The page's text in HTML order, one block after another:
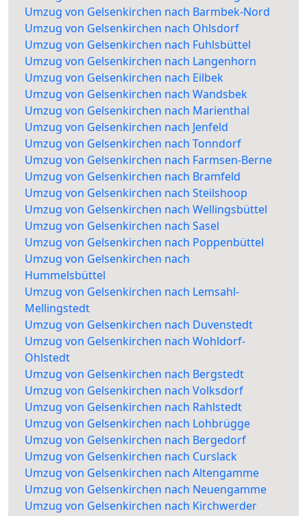
Umzug von Gelsenkirchen nach Barmbek-Nord
Umzug von Gelsenkirchen nach Ohlsdorf
Umzug von Gelsenkirchen nach Fuhlsbüttel
Umzug von Gelsenkirchen nach Langenhorn
Umzug von Gelsenkirchen nach Eilbek
Umzug von Gelsenkirchen nach Wandsbek
Umzug von Gelsenkirchen nach Marienthal
Umzug von Gelsenkirchen nach Jenfeld
Umzug von Gelsenkirchen nach Tonndorf
Umzug von Gelsenkirchen nach Farmsen-Berne
Umzug von Gelsenkirchen nach Bramfeld
Umzug von Gelsenkirchen nach Steilshoop
Umzug von Gelsenkirchen nach Wellingsbüttel
Umzug von Gelsenkirchen nach Sasel
Umzug von Gelsenkirchen nach Poppenbüttel
Umzug von Gelsenkirchen nach
Hummelsbüttel
Umzug von Gelsenkirchen nach Lemsahl-
Mellingstedt
Umzug von Gelsenkirchen nach Duvenstedt
Umzug von Gelsenkirchen nach Wohldorf-
Ohlstedt
Umzug von Gelsenkirchen nach Bergstedt
Umzug von Gelsenkirchen nach Volksdorf
Umzug von Gelsenkirchen nach Rahlstedt
Umzug von Gelsenkirchen nach Lohbrügge
Umzug von Gelsenkirchen nach Bergedorf
Umzug von Gelsenkirchen nach Curslack
Umzug von Gelsenkirchen nach Altengamme
Umzug von Gelsenkirchen nach Neuengamme
Umzug von Gelsenkirchen nach Kirchwerder